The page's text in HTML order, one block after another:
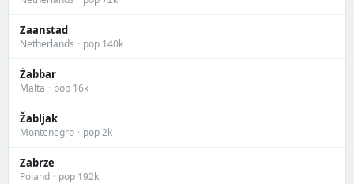
Zaanstad
Netherlands · pop 140k
Żabbar
Malta · pop 16k
Žabljak
Montenegro · pop 2k
Zabrze
Poland · pop 192k